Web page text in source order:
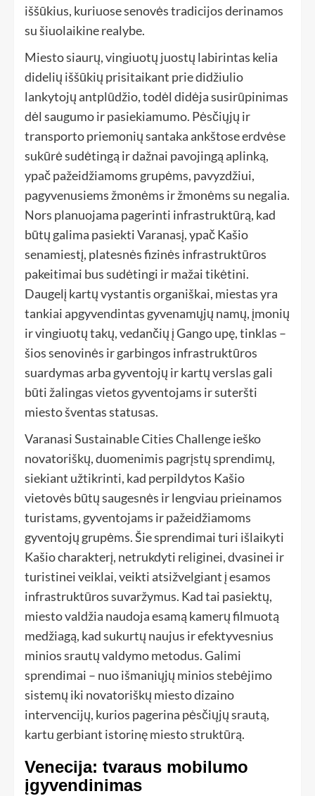
iššūkius, kuriuose senovės tradicijos derinamos
su šiuolaikine realybe.
Miesto siaurų, vingiuotų juostų labirintas kelia
didelių iššūkių prisitaikant prie didžiulio
lankytojų antplūdžio, todėl didėja susirūpinimas
dėl saugumo ir pasiekiamumo. Pėsčiųjų ir
transporto priemonių santaka ankštose erdvėse
sukūrė sudėtingą ir dažnai pavojingą aplinką,
ypač pažeidžiamoms grupėms, pavyzdžiui,
pagyvenusiems žmonėms ir žmonėms su negalia.
Nors planuojama pagerinti infrastruktūrą, kad
būtų galima pasiekti Varanasį, ypač Kašio
senamiestį, platesnės fizinės infrastruktūros
pakeitimai bus sudėtingi ir mažai tikėtini.
Daugelį kartų vystantis organiškai, miestas yra
tankiai apgyvendintas gyvenamųjų namų, įmonių
ir vingiuotų takų, vedančių į Gango upę, tinklas –
šios senovinės ir garbingos infrastruktūros
suardymas arba gyventojų ir kartų verslas gali
būti žalingas vietos gyventojams ir suteršti
miesto šventas statusas.
Varanasi Sustainable Cities Challenge ieško
novatoriškų, duomenimis pagrįstų sprendimų,
siekiant užtikrinti, kad perpildytos Kašio
vietovės būtų saugesnės ir lengviau prieinamos
turistams, gyventojams ir pažeidžiamoms
gyventojų grupėms. Šie sprendimai turi išlaikyti
Kašio charakterį, netrukdyti religinei, dvasinei ir
turistinei veiklai, veikti atsižvelgiant į esamos
infrastruktūros suvaržymus. Kad tai pasiektų,
miesto valdžia naudoja esamą kamerų filmuotą
medžiagą, kad sukurtų naujus ir efektyvesnius
minios srautų valdymo metodus. Galimi
sprendimai – nuo ​​išmaniųjų minios stebėjimo
sistemų iki novatoriškų miesto dizaino
intervencijų, kurios pagerina pėsčiųjų srautą,
kartu gerbiant istorinę miesto struktūrą.
Venecija: tvaraus mobilumo
įgyvendinimas